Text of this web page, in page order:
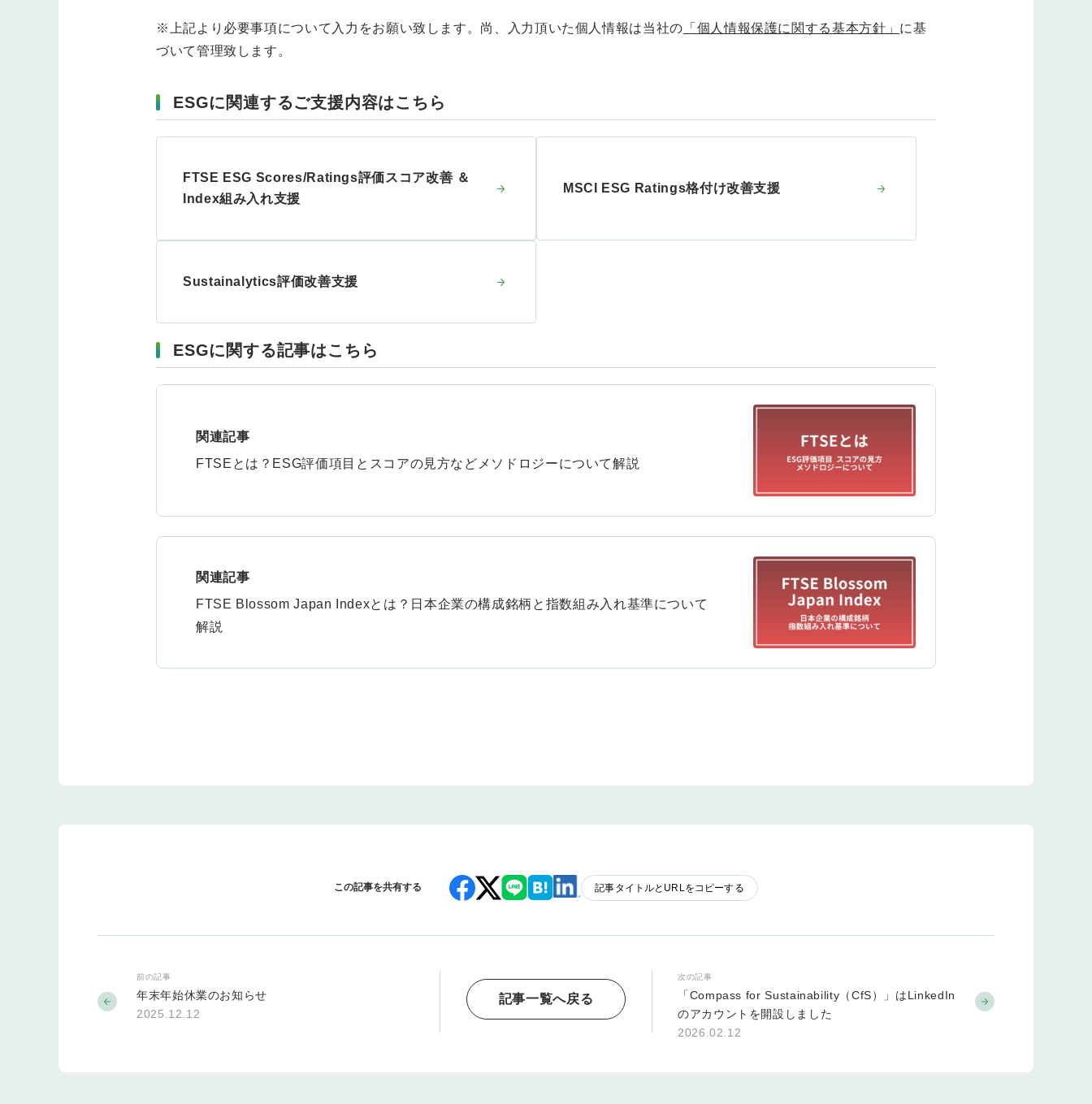
※上記より必要事項について入力をお願い致します。尚、入力頂いた個人情報は当社の 「個人情報保護に関する基本方針」 に基
づいて管理致します。
ESGに関連するご支援内容はこちら
FTSE ESG Scores/Ratings評価スコア改善 ＆
Index組み入れ支援
MSCI ESG Ratings格付け改善支援
Sustainalytics評価改善支援
ESGに関する記事はこちら
関連記事
FTSEとは？ESG評価項目とスコアの見方などメソドロジーについて解説
関連記事
FTSE Blossom Japan Indexとは？日本企業の構成銘柄と指数組み入れ基準について
解説
この記事を共有する 記事タイトルとURLをコピーする
前の記事
年末年始休業のお知らせ
2025.12.12
記事一覧へ戻る
次の記事
「Compass for Sustainability（CfS）」はLinkedIn
のアカウントを開設しました
2026.02.12